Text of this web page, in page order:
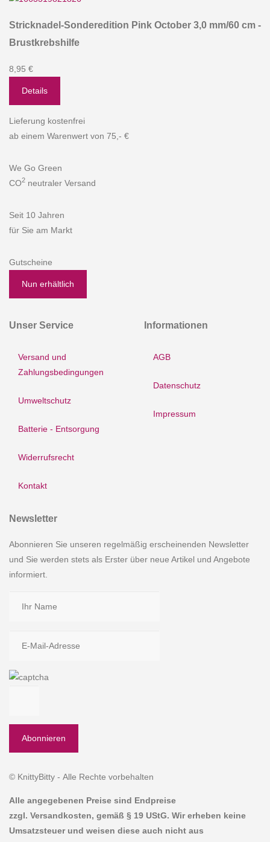
Stricknadel-Sonderedition Pink October 3,0 mm/60 cm -
Brustkrebshilfe
8,95 €
Details
Lieferung kostenfrei
ab einem Warenwert von 75,- €
We Go Green
CO2 neutraler Versand
Seit 10 Jahren
für Sie am Markt
Gutscheine
Nun erhältlich
Unser Service
Versand und
Zahlungsbedingungen
Umweltschutz
Batterie - Entsorgung
Widerrufsrecht
Kontakt
Informationen
AGB
Datenschutz
Impressum
Newsletter
Abonnieren Sie unseren regelmäßig erscheinenden Newsletter
und Sie werden stets als Erster über neue Artikel und Angebote
informiert.
© KnittyBitty - Alle Rechte vorbehalten
Alle angegebenen Preise sind Endpreise
zzgl. Versandkosten, gemäß § 19 UStG. Wir erheben keine
Umsatzsteuer und weisen diese auch nicht aus